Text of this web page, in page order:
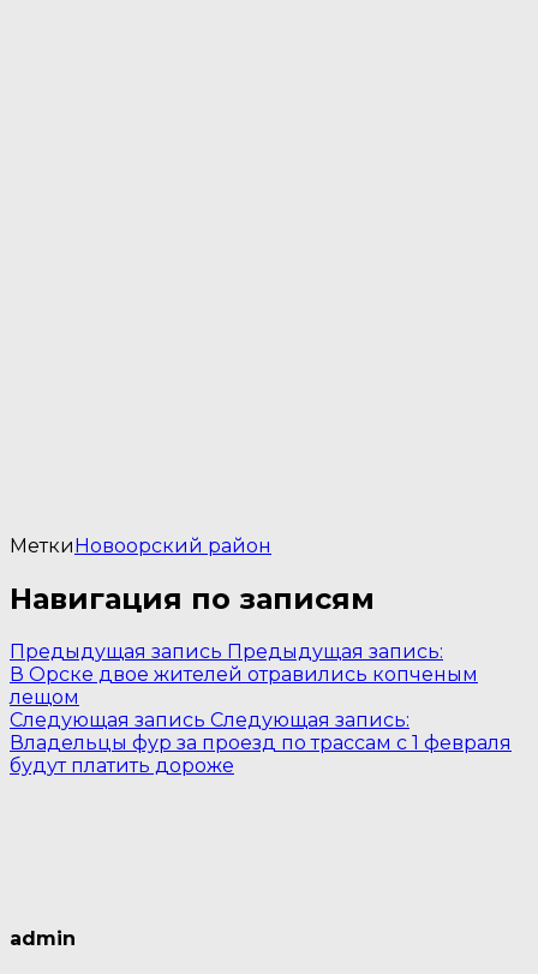
МеткиНовоорский район
Навигация по записям
Предыдущая запись Предыдущая запись:
В Орске двое жителей отравились копченым
лещом
Следующая запись Следующая запись:
Владельцы фур за проезд по трассам с 1 февраля
будут платить дороже
admin